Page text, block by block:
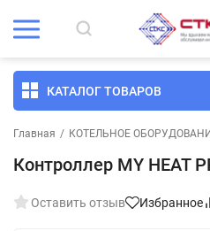
КАТАЛОГ ТОВАРОВ
Главная / КОТЕЛЬНОЕ
Контроллер MY HEAT
Оставить отзыв Избранное